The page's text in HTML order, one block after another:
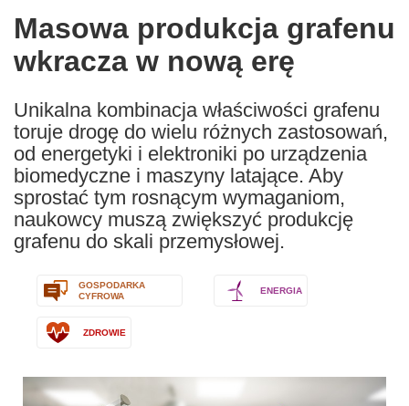
the
following
languages:
Masowa produkcja grafenu
wkracza w nową erę
Unikalna kombinacja właściwości grafenu
toruje drogę do wielu różnych zastosowań,
od energetyki i elektroniki po urządzenia
biomedyczne i maszyny latające. Aby
sprostać tym rosnącym wymaganiom,
naukowcy muszą zwiększyć produkcję
grafenu do skali przemysłowej.
GOSPODARKA
CYFROWA
ENERGIA
ZDROWIE